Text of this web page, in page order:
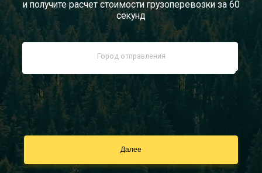
Заказать звонок
Документы
Контакты
и получите расчет стоимости грузоперевозки за 60
секунд